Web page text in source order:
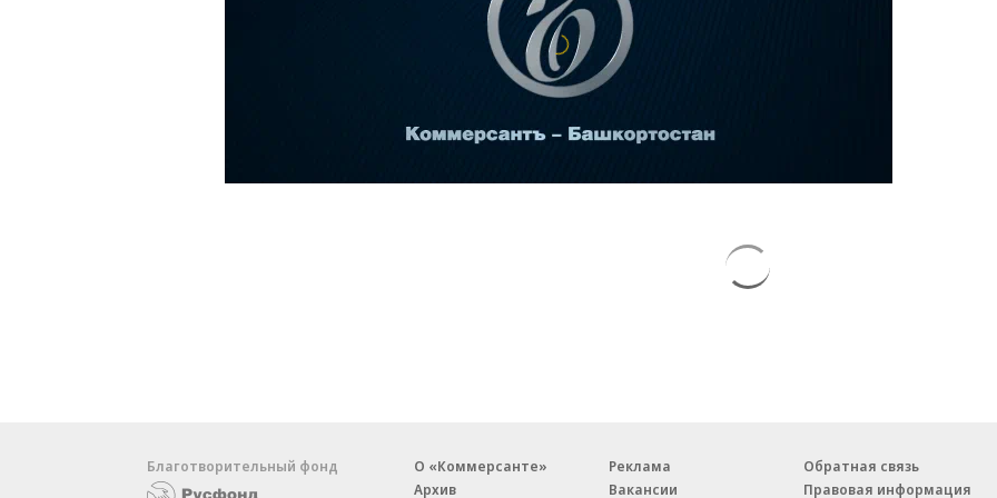
Благотворительный фонд
О «Коммерсанте»
Архив
Реклама
Вакансии
Обратная связь
Правовая информация